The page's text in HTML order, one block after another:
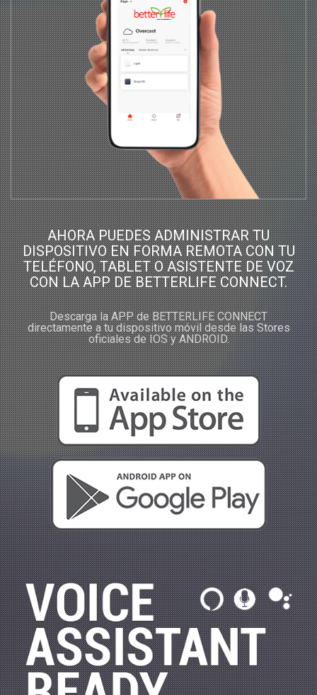
AHORA PUEDES ADMINISTRAR TU
DISPOSITIVO EN FORMA REMOTA CON TU
TELÉFONO, TABLET O ASISTENTE DE VOZ
CON LA APP DE BETTERLIFE CONNECT.
Descarga la APP de BETTERLIFE CONNECT
directamente a tu dispositivo móvil desde las Stores
oficiales de IOS y ANDROID.